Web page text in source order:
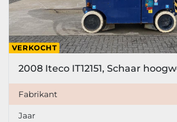
VERKOCHT
Fabrikant
Jaar